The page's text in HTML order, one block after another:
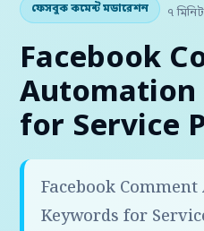
ফেসবুক কমেন্ট মডারেশন ৭
Facebook
Automation
for Service
Facebook
Keywords for Service